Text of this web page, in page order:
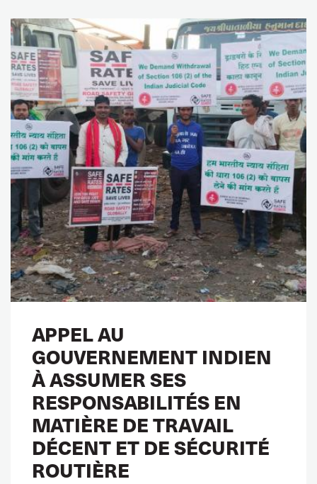
APPEL AU
GOUVERNEMENT INDIEN
À ASSUMER SES
RESPONSABILITÉS EN
MATIÈRE DE TRAVAIL
DÉCENT ET DE SÉCURITÉ
ROUTIÈRE